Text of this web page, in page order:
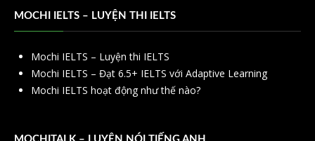
MOCHI IELTS – LUYỆN THI IELTS
Mochi IELTS – Luyện thi IELTS
Mochi IELTS – Đạt 6.5+ IELTS với Adaptive Learning
Mochi IELTS hoạt động như thế nào?